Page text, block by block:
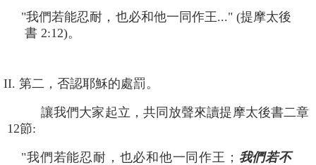
"我們若能忍耐，也必和他一同作王..." (提摩太後
書 2:12)。
II. 第二，否認耶穌的處罰。
讓我們大家起立，共同放聲來讀提摩太後書二章
12節:
"我們若能忍耐，也必和他一同作王； 我們若不